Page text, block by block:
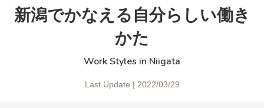
新潟でかなえる自分らしい働き
かた
Work Styles in Niigata
Last Update | 2022/03/29